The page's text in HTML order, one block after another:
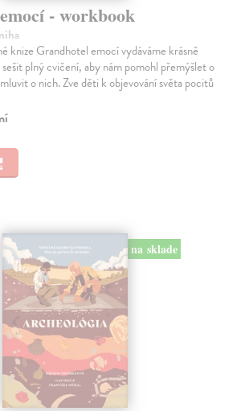
- workbook
knize Grandhotel emocí vydáváme krásně
plný cvičení, aby nám pomohl přemýšlet o
o nich. Zve děti k objevování světa pocitů
na sklade